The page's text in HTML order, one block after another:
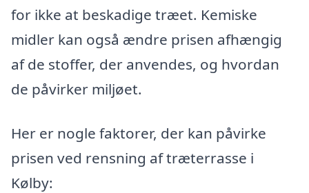
for ikke at beskadige træet. Kemiske
midler kan også ændre prisen afhængig
af de stoffer, der anvendes, og hvordan
de påvirker miljøet.
Her er nogle faktorer, der kan påvirke
prisen ved rensning af træterrasse i
Kølby: